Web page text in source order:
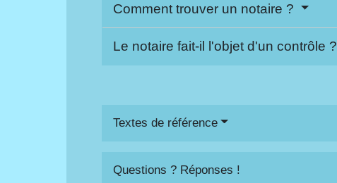
Comment trouver un notaire ?
Le notaire fait-il l'objet d'un contrôle ?
Textes de référence
Questions ? Réponses !